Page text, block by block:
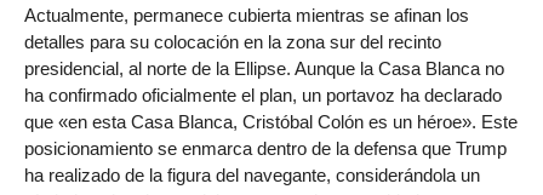
Actualmente, permanece cubierta mientras se afinan los
detalles para su colocación en la zona sur del recinto
presidencial, al norte de la Ellipse. Aunque la Casa Blanca no
ha confirmado oficialmente el plan, un portavoz ha declarado
que «en esta Casa Blanca, Cristóbal Colón es un héroe». Este
posicionamiento se enmarca dentro de la defensa que Trump
ha realizado de la figura del navegante, considerándola un